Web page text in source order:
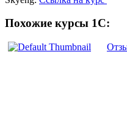
Похожие курсы 1С: